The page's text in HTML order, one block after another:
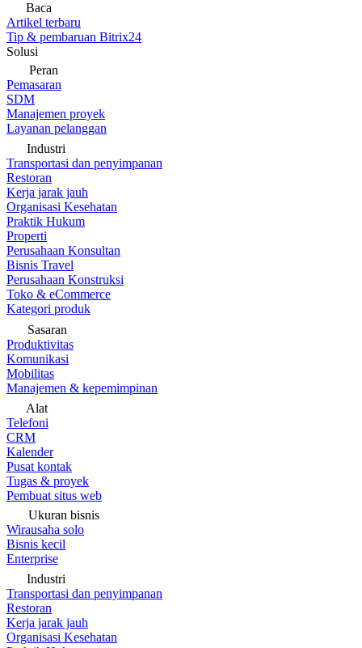
Baca
Artikel terbaru
Tip & pembaruan Bitrix24
Solusi
Peran
Pemasaran
SDM
Manajemen proyek
Layanan pelanggan
Industri
Transportasi dan penyimpanan
Restoran
Kerja jarak jauh
Organisasi Kesehatan
Praktik Hukum
Properti
Perusahaan Konsultan
Bisnis Travel
Perusahaan Konstruksi
Toko & eCommerce
Kategori produk
Sasaran
Produktivitas
Komunikasi
Mobilitas
Manajemen & kepemimpinan
Alat
Telefoni
CRM
Kalender
Pusat kontak
Tugas & proyek
Pembuat situs web
Ukuran bisnis
Wirausaha solo
Bisnis kecil
Enterprise
Industri
Transportasi dan penyimpanan
Restoran
Kerja jarak jauh
Organisasi Kesehatan